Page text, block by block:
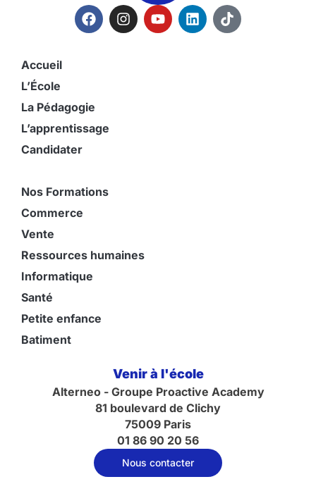
Accueil
L’École
La Pédagogie
L’apprentissage
Candidater
Nos Formations
Commerce
Vente
Ressources humaines
Informatique
Santé
Petite enfance
Batiment
Venir à l'école
Alterneo - Groupe Proactive Academy
81 boulevard de Clichy
75009 Paris
01 86 90 20 56
Nous contacter